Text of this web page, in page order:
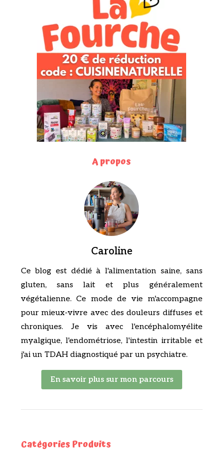
A propos
Caroline
Ce blog est dédié à l'alimentation saine, sans
gluten, sans lait et plus généralement
végétalienne. Ce mode de vie m'accompagne
pour mieux-vivre avec des douleurs diffuses et
chroniques. Je vis avec l'encéphalomyélite
myalgique, l'endométriose, l'intestin irritable et
j'ai un TDAH diagnostiqué par un psychiatre.
En savoir plus sur mon parcours
Catégories Produits